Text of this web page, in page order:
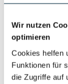
Wir nutzen
optimieren
Cookies helfen
Funktionen für
die Zugriffe auf